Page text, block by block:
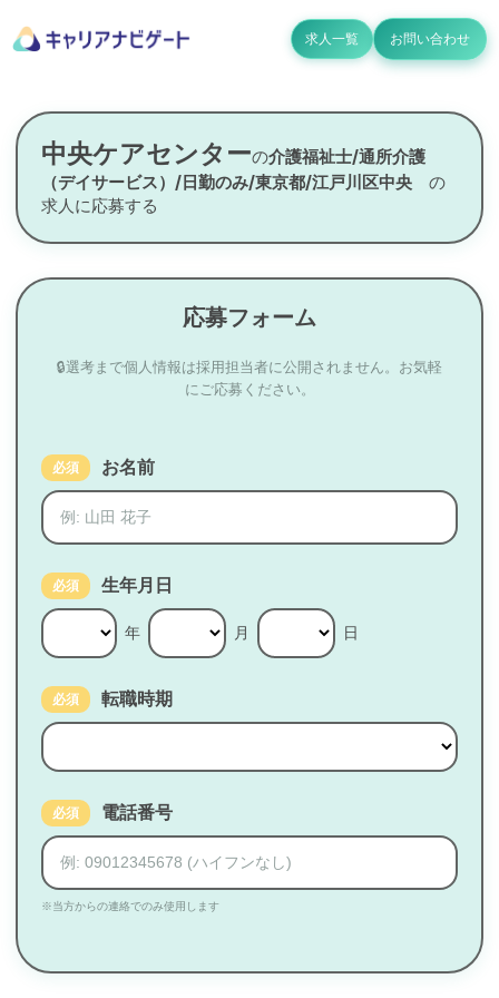
求人一覧 お問い合わせ
中央ケアセンターの介護福祉士/通所介護
（デイサービス）/日勤のみ/東京都/江戸川区中央 の
求人に応募する
応募フォーム
🔒選考まで個人情報は採用担当者に公開されません。お気軽
にご応募ください。
必須 お名前
必須 生年月日
年 月 日
必須 転職時期
必須 電話番号
※当方からの連絡でのみ使用します